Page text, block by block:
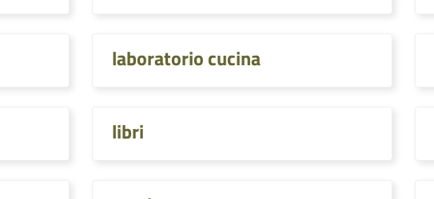
laboratorio cucina
libri